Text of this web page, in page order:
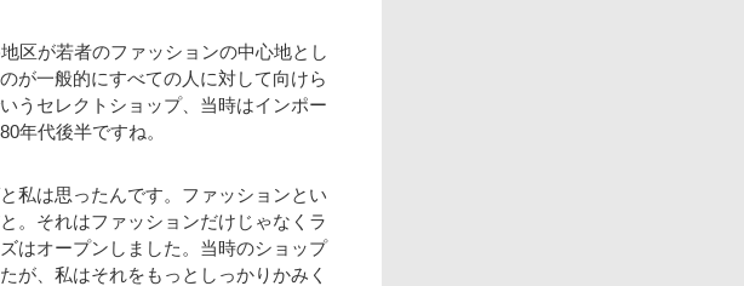
区が若者のファッションの中心地とし
が一般的にすべての人に対して向けら
うセレクトショップ、当時はインポー
年代後半ですね。
私は思ったんです。ファッションとい
。それはファッションだけじゃなくラ
はオープンしました。当時のショップ
が、私はそれをもっとしっかりかみく